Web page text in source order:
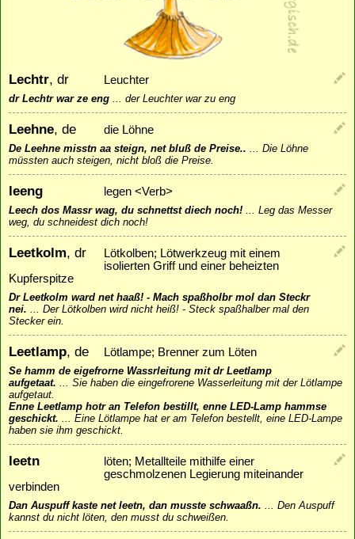
Lechtr, dr Leuchter
dr Lechtr war ze eng ... der Leuchter war zu eng
Leehne, de die Löhne
De Leehne misstn aa steign, net bluß de Preise.. ... Die Löhne
müssten auch steigen, nicht bloß die Preise.
leeng legen <Verb>
Leech dos Massr wag, du schnettst diech noch! ... Leg das Messer
weg, du schneidest dich noch!
Leetkolm, dr
Lötkolben; Lötwerkzeug mit einem
isolierten Griff und einer beheizten
Kupferspitze
Dr Leetkolm ward net haaß! - Mach spaßholbr mol dan Steckr
nei. ... Der Lötkolben wird nicht heiß! - Steck spaßhalber mal den
Stecker ein.
Leetlamp, de Lötlampe; Brenner zum Löten
Se hamm de eigefrorne Wassrleitung mit dr Leetlamp
aufgetaat. ... Sie haben die eingefrorene Wasserleitung mit der Lötlampe
aufgetaut.
Enne Leetlamp hotr an Telefon bestillt, enne LED-Lamp hammse
geschickt. ... Eine Lötlampe hat er am Telefon bestellt, eine LED-Lampe
haben sie ihm geschickt.
leetn
löten; Metallteile mithilfe einer
geschmolzenen Legierung miteinander
verbinden
Dan Auspuff kaste net leetn, dan musste schwaaßn. ... Den Auspuff
kannst du nicht löten, den musst du schweißen.